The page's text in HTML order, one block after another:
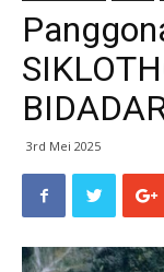
3rd Mei 2025